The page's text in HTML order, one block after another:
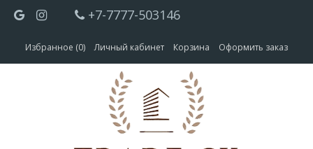
+7-7777-503146
Избранное (0) Личный кабинет Корзина Оформить заказ